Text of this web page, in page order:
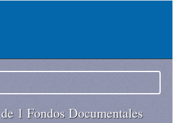
1 Fondos Documentales